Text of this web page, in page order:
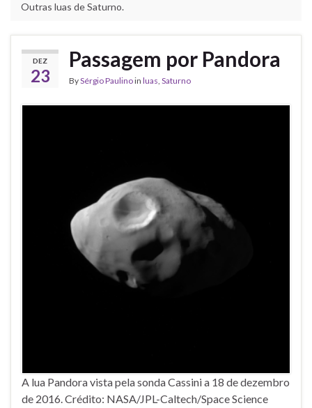
Outras luas de Saturno.
DEZ
23
Passagem por Pandora
BySérgio Paulinoin luas, Saturno
A lua Pandora vista pela sonda Cassini a 18 de dezembro
de 2016. Crédito: NASA/JPL-Caltech/Space Science